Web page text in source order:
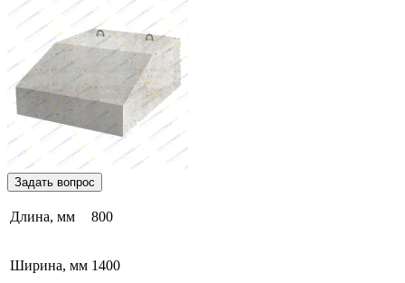
Задать вопрос
Длина, мм 800
Ширина, мм 1400